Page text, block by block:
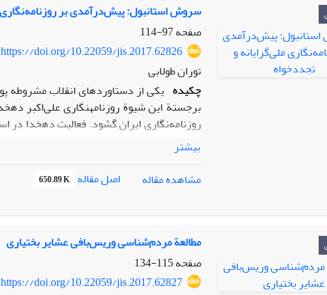
سروش استانبول: پیش‌درآمدی بر روزنامه‌نگاری
صفحه97-114
https://doi.org/10.22059/jis.2017.62826
توران طولابی
چکیده یکی از دستاوردهای انقلاب مشروطه
برجستة این شیوة روزنامه­نگاری علی‌اکبر
روزنامه‌نگاری ایران گشود. فعالیت دهخدا در
یافت. بررسی مقالات
این پژوهش بررسی و تحلیل محتوای
سروشرا می‌توان پیشگام طرح موضوعاتی
زمینه‌ساز یک گفتمان تجددگرا در فرهنگ
بیشتر
مشاهده مقاله
اصل مقاله 650.89 K
مطالعة مردم‌شناسی وریس‌بافی عشایر بختیاری
صفحه115-134
https://doi.org/10.22059/jis.2017.62827